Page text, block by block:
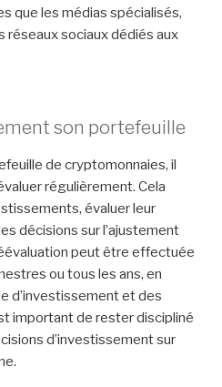
que les médias spécialisés,
réseaux sociaux dédiés aux
son portefeuille
de cryptomonnaies, il
régulièrement. Cela
évaluer leur
décisions sur l’ajustement
peut être effectuée
ou tous les ans, en
d’investissement et des
important de rester discipliné
d’investissement sur